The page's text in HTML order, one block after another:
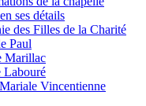
ses détails
des Filles de la Charité
Paul
Marillac
Labouré
Vincentienne